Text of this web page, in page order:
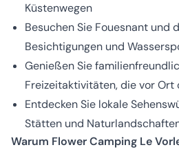
Küstenwegen
Besuchen Sie Fouesnant und
Besichtigungen und
Genießen Sie
Freizeitaktivitäten, die vor
Entdecken Sie lokale
Stätten und
Warum Flower Camping Le